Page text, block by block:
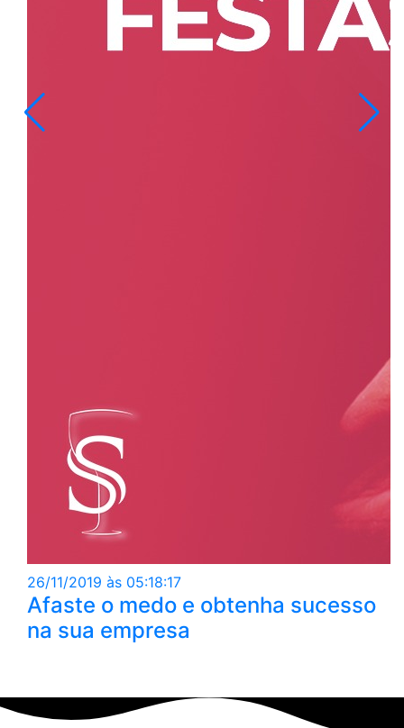
26/11/2019 às 05:18:17
Afaste o medo e obtenha sucesso
na sua empresa